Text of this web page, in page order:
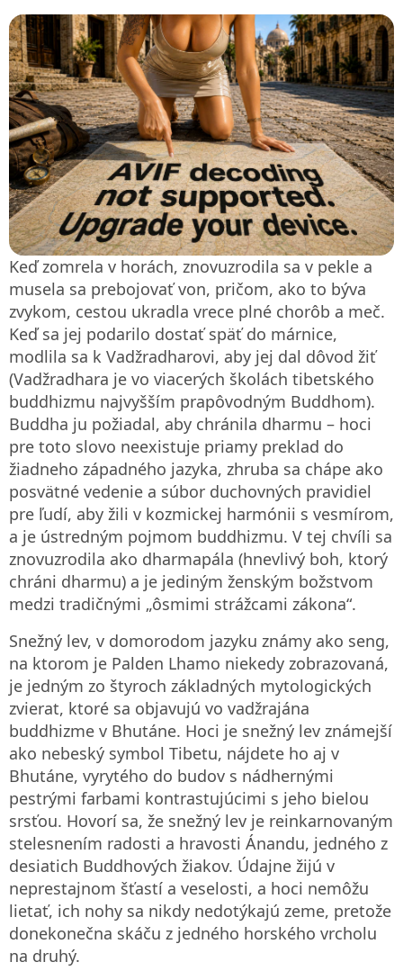
Keď zomrela v horách, znovuzrodila sa v pekle a
musela sa prebojovať von, pričom, ako to býva
zvykom, cestou ukradla vrece plné chorôb a meč.
Keď sa jej podarilo dostať späť do márnice,
modlila sa k Vadžradharovi, aby jej dal dôvod žiť
(Vadžradhara je vo viacerých školách tibetského
buddhizmu najvyšším prapôvodným Buddhom).
Buddha ju požiadal, aby chránila dharmu – hoci
pre toto slovo neexistuje priamy preklad do
žiadneho západného jazyka, zhruba sa chápe ako
posvätné vedenie a súbor duchovných pravidiel
pre ľudí, aby žili v kozmickej harmónii s vesmírom,
a je ústredným pojmom buddhizmu. V tej chvíli sa
znovuzrodila ako dharmapála (hnevlivý boh, ktorý
chráni dharmu) a je jediným ženským božstvom
medzi tradičnými „ôsmimi strážcami zákona“.
Snežný lev, v domorodom jazyku známy ako seng,
na ktorom je Palden Lhamo niekedy zobrazovaná,
je jedným zo štyroch základných mytologických
zvierat, ktoré sa objavujú vo vadžrajána
buddhizme v Bhutáne. Hoci je snežný lev známejší
ako nebeský symbol Tibetu, nájdete ho aj v
Bhutáne, vyrytého do budov s nádhernými
pestrými farbami kontrastujúcimi s jeho bielou
srsťou. Hovorí sa, že snežný lev je reinkarnovaným
stelesnením radosti a hravosti Ánandu, jedného z
desiatich Buddhových žiakov. Údajne žijú v
neprestajnom šťastí a veselosti, a hoci nemôžu
lietať, ich nohy sa nikdy nedotýkajú zeme, pretože
donekonečna skáču z jedného horského vrcholu
na druhý.